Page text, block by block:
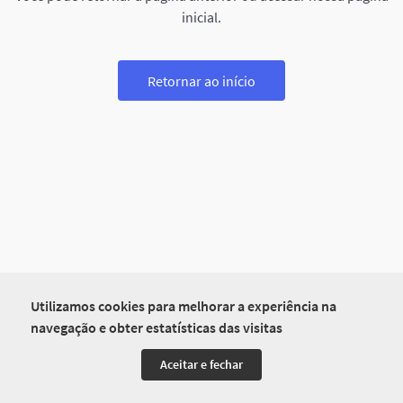
Utilizamos cookies para melhorar a experiência na
navegação e obter estatísticas das visitas
Aceitar e fechar
inicial.
Retornar ao início